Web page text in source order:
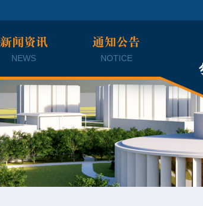
新闻资讯
NEWS
通知公告
NOTICE